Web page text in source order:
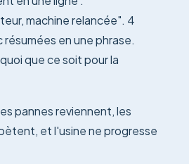
machine relancée". 4
en une phrase.
que ce soit pour la
pannes reviennent, les
et l'usine ne progresse